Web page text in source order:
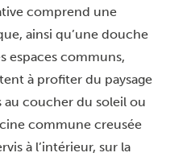
comprend une
ainsi qu’une douche
espaces communs,
à profiter du paysage
au coucher du soleil ou
commune creusée
à l’intérieur, sur la